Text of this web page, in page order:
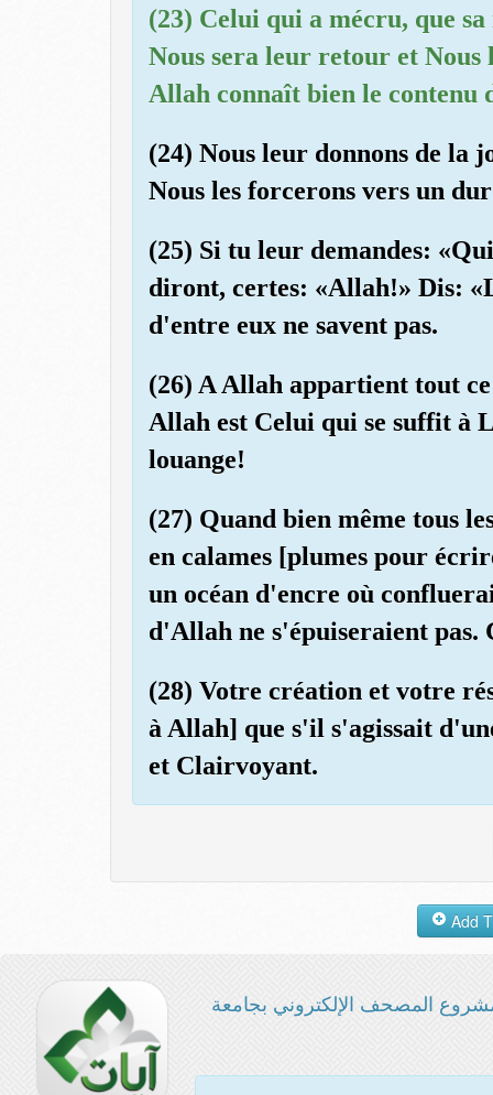
(23) Celui qui a mécru, que
Nous sera leur retour et
Allah connaît bien le contenu
(24) Nous leur donnons de la
Nous les forcerons vers un
(25) Si tu leur demandes:
diront, certes: «Allah!» Dis:
d'entre eux ne savent pas.
(26) A Allah appartient tout
Allah est Celui qui se suffit à
louange!
(27) Quand bien même tous
en calames [plumes pour
un océan d'encre où
d'Allah ne s'épuiseraient pas.
(28) Votre création et votre
à Allah] que s'il s'agissait
et Clairvoyant.
المصحف الإلكتروني بجامعة